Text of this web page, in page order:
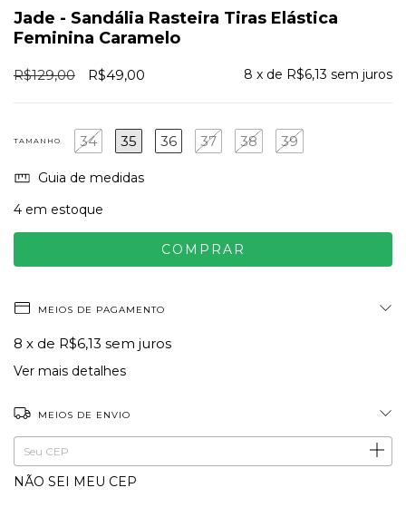
Jade - Sandália Rasteira Tiras Elástica
Feminina Caramelo
R$129,00 R$49,00 8 x de R$6,13 sem juros
TAMANHO 34 35 36 37 38 39
Guia de medidas
4 em estoque
MEIOS DE PAGAMENTO
8 x de R$6,13 sem juros
Ver mais detalhes
MEIOS DE ENVIO
Entregas para o CEP: ALTERAR CEP
NÃO SEI MEU CEP